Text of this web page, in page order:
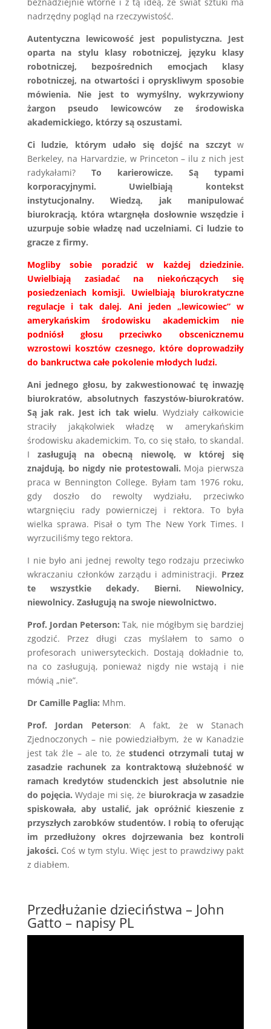
beznadziejnie wtórne i z tą ideą, że świat sztuki ma
nadrzędny pogląd na rzeczywistość.
Autentyczna lewicowość jest populistyczna. Jest
oparta na stylu klasy robotniczej, języku klasy
robotniczej, bezpośrednich emocjach klasy
robotniczej, na otwartości i opryskliwym sposobie
mówienia. Nie jest to wymyślny, wykrzywiony
żargon pseudo lewicowców ze środowiska
akademickiego, którzy są oszustami.
Ci ludzie, którym udało się dojść na szczytw
Berkeley, na Harvardzie, w Princeton – ilu z nich jest
radykałami? To karierowicze. Są typami
korporacyjnymi. Uwielbiają kontekst
instytucjonalny. Wiedzą, jak manipulować
biurokracją, która wtargnęła dosłownie wszędzie i
uzurpuje sobie władzę nad uczelniami. Ci ludzie to
gracze z firmy.
Mogliby sobie poradzić w każdej dziedzinie.
Uwielbiają zasiadać na niekończących się
posiedzeniach komisji. Uwielbiają biurokratyczne
regulacje i tak dalej. Ani jeden „lewicowiec” w
amerykańskim środowisku akademickim nie
podniósł głosu przeciwko obscenicznemu
wzrostowi kosztów czesnego, które doprowadziły
do bankructwa całe pokolenie młodych ludzi.
Ani jednego głosu, by zakwestionować tę inwazję
biurokratów, absolutnych faszystów-biurokratów.
Są jak rak. Jest ich tak wielu. Wydziały całkowicie
straciły jakąkolwiek władzę w amerykańskim
środowisku akademickim. To, co się stało, to skandal.
I zasługują na obecną niewolę, w której się
znajdują, bo nigdy nie protestowali. Moja pierwsza
praca w Bennington College. Byłam tam 1976 roku,
gdy doszło do rewolty wydziału, przeciwko
wtargnięciu rady powierniczej i rektora. To była
wielka sprawa. Pisał o tym The New York Times. I
wyrzuciliśmy tego rektora.
I nie było ani jednej rewolty tego rodzaju przeciwko
wkraczaniu członków zarządu i administracji. Przez
te wszystkie dekady. Bierni. Niewolnicy,
niewolnicy. Zasługują na swoje niewolnictwo.
Prof. Jordan Peterson: Tak, nie mógłbym się bardziej
zgodzić. Przez długi czas myślałem to samo o
profesorach uniwersyteckich. Dostają dokładnie to,
na co zasługują, ponieważ nigdy nie wstają i nie
mówią „nie”.
Dr Camille Paglia: Mhm.
Prof. Jordan Peterson: A fakt, że w Stanach
Zjednoczonych – nie powiedziałbym, że w Kanadzie
jest tak źle – ale to, żestudenci otrzymali tutaj w
zasadzie rachunek za kontraktową służebność w
ramach kredytów studenckich jest absolutnie nie
do pojęcia.Wydaje mi się, że biurokracja w zasadzie
spiskowała, aby ustalić, jak opróżnić kieszenie z
przyszłych zarobków studentów. I robią to oferując
im przedłużony okres dojrzewania bez kontroli
jakości. Coś w tym stylu. Więc jest to prawdziwy pakt
z diabłem.
Przedłużanie dzieciństwa – John
Gatto – napisy PL